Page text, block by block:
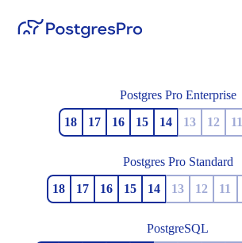
Postgres Pro Enterprise
18
17 16 15 14 13 12 11
Postgres Pro Standard
18
17 16 15 14 13 12 11
PostgreSQL